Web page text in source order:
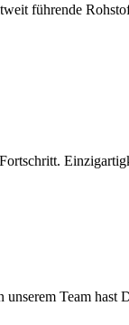
führende
Team